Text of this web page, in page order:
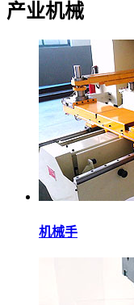
产业机械
机械手